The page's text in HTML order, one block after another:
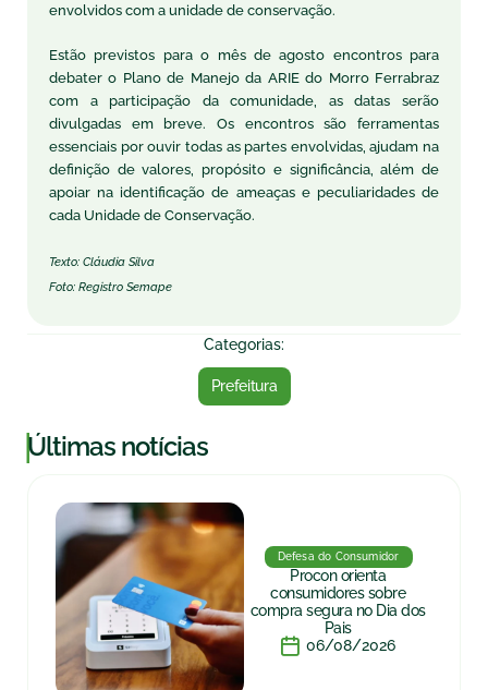
envolvidos com a unidade de conservação.
Estão previstos para o mês de agosto encontros para
debater o Plano de Manejo da ARIE do Morro Ferrabraz
com a participação da comunidade, as datas serão
divulgadas em breve. Os encontros são ferramentas
essenciais por ouvir todas as partes envolvidas, ajudam na
definição de valores, propósito e significância, além de
apoiar na identificação de ameaças e peculiaridades de
cada Unidade de Conservação.
Texto: Cláudia Silva
Foto: Registro Semape
Categorias:
Prefeitura
|Últimas notícias
Defesa do Consumidor
Procon orienta
consumidores sobre
compra segura no Dia dos
Pais
06/08/2026